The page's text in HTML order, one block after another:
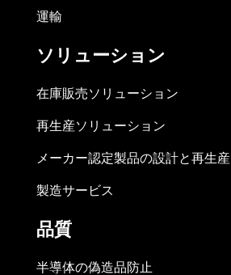
運輸
ソリューション
在庫販売ソリューション
再生産ソリューション
メーカー認定製品の設計と再生産
製造サービス
品質
半導体の偽造品防止